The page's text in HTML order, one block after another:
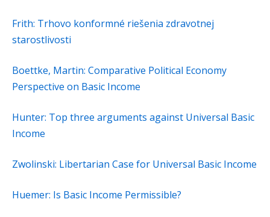
Frith: Trhovo konformné riešenia zdravotnej
starostlivosti
Boettke, Martin: Comparative Political Economy
Perspective on Basic Income
Hunter: Top three arguments against Universal Basic
Income
Zwolinski: Libertarian Case for Universal Basic Income
Huemer: Is Basic Income Permissible?